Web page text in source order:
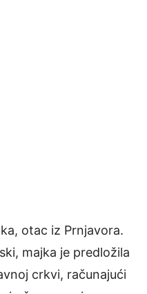
otac iz Prnjavora.
majka je predložila
crkvi, računajući